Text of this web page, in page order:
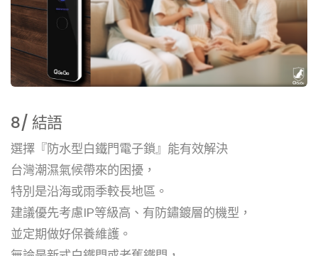
8/ 結語
選擇『防水型白鐵門電子鎖』能有效解決
台灣潮濕氣候帶來的困擾，
特別是沿海或雨季較長地區。
建議優先考慮IP等級高、有防鏽鍍層的機型，
並定期做好保養維護。